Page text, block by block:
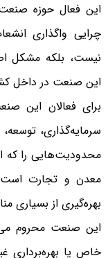
این فعال حوزه
چرایی واگذاری
نیست، بلکه مشکل
این صنعت در داخل
برای فعالان این
سرمایه‌گذاری،
محدودیت‌هایی را که
معدن و تجارت است،
بهره‌گیری از بسیاری
این صنعت محروم
خاص یا بهره‌برداری